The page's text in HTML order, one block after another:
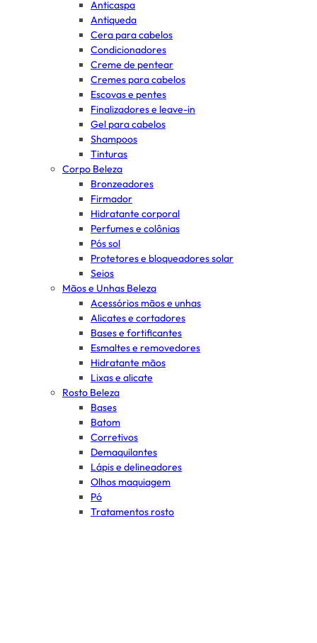
Anticaspa
Antiqueda
Cera para cabelos
Condicionadores
Creme de pentear
Cremes para cabelos
Escovas e pentes
Finalizadores e leave-in
Gel para cabelos
Shampoos
Tinturas
Corpo Beleza
Bronzeadores
Firmador
Hidratante corporal
Perfumes e colônias
Pós sol
Protetores e bloqueadores solar
Seios
Mãos e Unhas Beleza
Acessórios mãos e unhas
Alicates e cortadores
Bases e fortificantes
Esmaltes e removedores
Hidratante mãos
Lixas e alicate
Rosto Beleza
Bases
Batom
Corretivos
Demaquilantes
Lápis e delineadores
Olhos maquiagem
Pó
Tratamentos rosto